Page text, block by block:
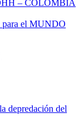
– COLOMBIA
el MUNDO
depredación del